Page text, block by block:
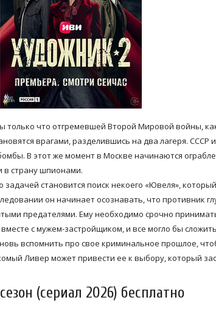
только что отгремевшей Второй Мировой войны,
врагами, разделившись на два лагеря. СССР
В этот же момент в Москве начинаются
в страну шпионами.
становится поиск некоего «Ювеля»,
он начинает осознавать, что противник
предателями. Ему необходимо срочно
с мужем-застройщиком, и все могло бы
вспомнить про свое криминальное прошлое,
Ливер может привести ее к выбору, который
(сериал 2026) бесплатно